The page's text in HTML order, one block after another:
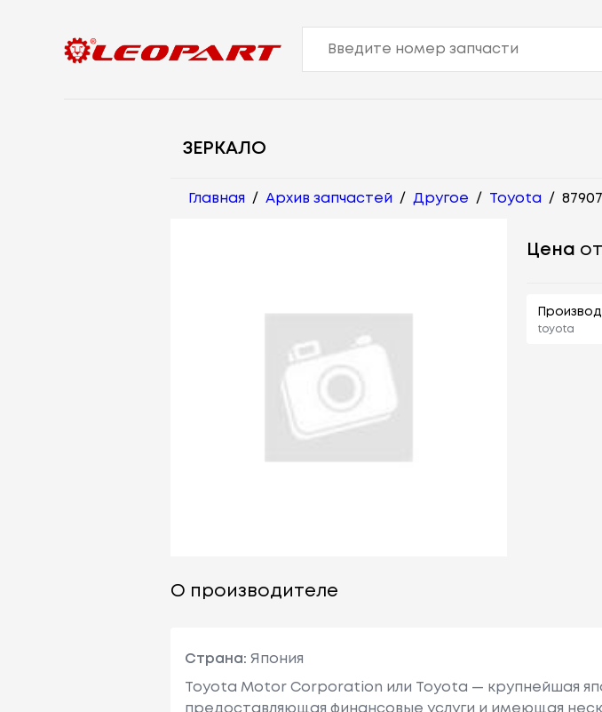
ЗЕРКАЛО
Главная / Архив запчастей / Другое / Toyota /
Цена
toyota
О производителе
Страна: Япония
Toyota Motor Corporation или Toyota — крупнейшая
предоставляющая финансовые услуги и имеющая